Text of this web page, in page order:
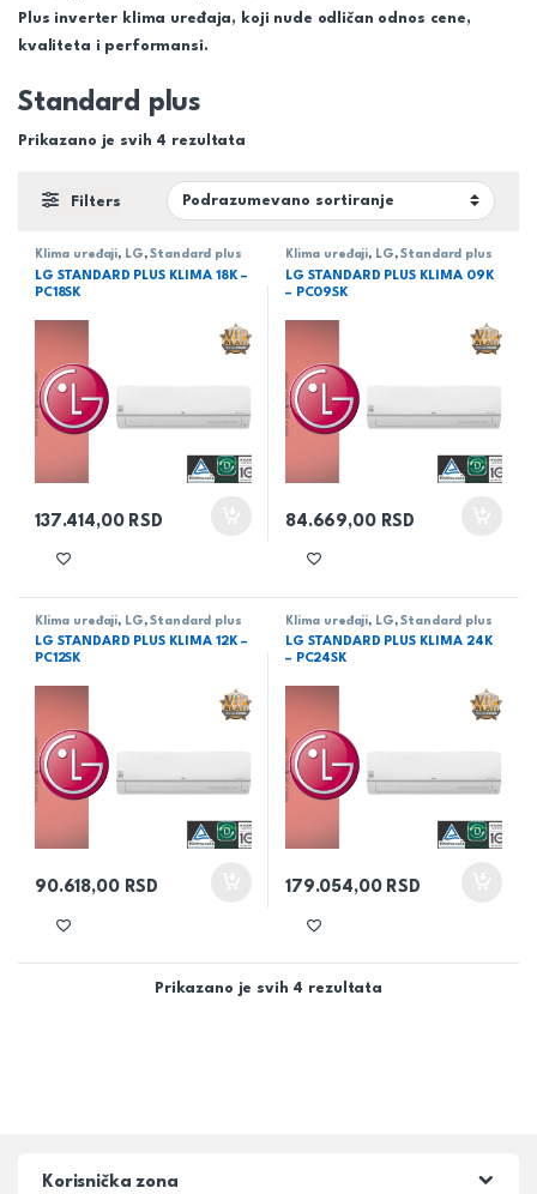
Plus inverter klima uređaja, koji nude odličan odnos cene,
kvaliteta i performansi.
Standard plus
Prikazano je svih 4 rezultata
Filters
Klima uređaji, LG ,Standard plus
LG STANDARD PLUS KLIMA 18K –
PC18SK
137.414,00 RSD
Klima uređaji, LG ,Standard plus
LG STANDARD PLUS KLIMA 09K
– PC09SK
84.669,00 RSD
Klima uređaji, LG ,Standard plus
LG STANDARD PLUS KLIMA 12K –
PC12SK
90.618,00 RSD
Klima uređaji, LG ,Standard plus
LG STANDARD PLUS KLIMA 24K
– PC24SK
179.054,00 RSD
Prikazano je svih 4 rezultata
Korisnička zona